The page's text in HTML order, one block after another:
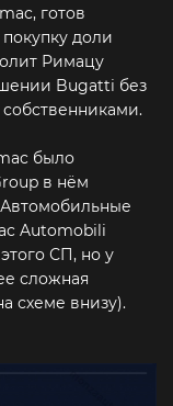
готов
доли
Римацу
Bugatti без
было
в нём
Автомобильные
Automobili
СП, но у
сложная
схеме внизу).